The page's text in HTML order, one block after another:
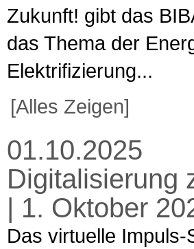
Zukunft! gibt das
das Thema der
Elektrifizierung...
[Alles Zeigen]
01.10.2025
Digitalisierung
| 1. Oktober
Das virtuelle